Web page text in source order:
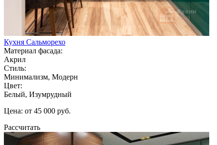
Кухня Сальморехо
Материал фасада:
Акрил
Стиль:
Минимализм, Модерн
Цвет:
Белый, Изумрудный
Цена: от 45 000 руб.
Рассчитать